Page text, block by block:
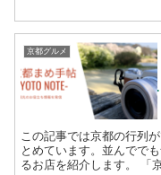
京都グルメ
この記事では京都の行列
とめています。並んでで
るお店を紹介します。 「京都で行列ができるランチのお店を知りた